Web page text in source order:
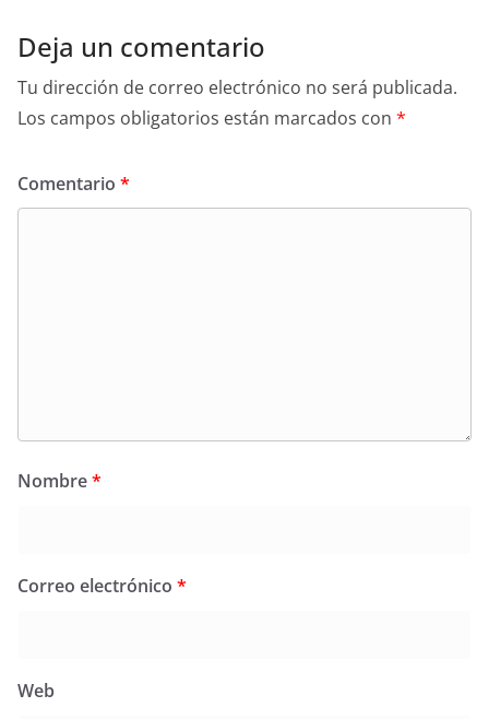
Deja un comentario
Tu dirección de correo electrónico no será publicada.
Los campos obligatorios están marcados con *
Comentario *
Nombre*
Correo electrónico *
Web